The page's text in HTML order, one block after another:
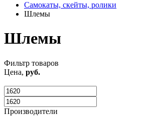
Самокаты, скейты, ролики
Шлемы
Шлемы
Фильтр товаров
Цена, руб.
Производители